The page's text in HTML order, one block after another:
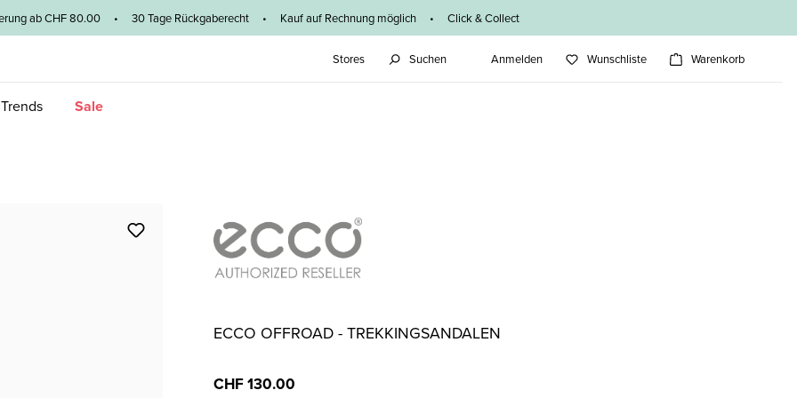
ab CHF 80.00 • 30 Tage Rückgaberecht • Kauf auf Rechnung möglich • Click & Collect
Stores Suchen Anmelden Wunschliste Warenkorb
Sale
ECCO OFFROAD - TREKKINGSANDALEN
CHF 130.00